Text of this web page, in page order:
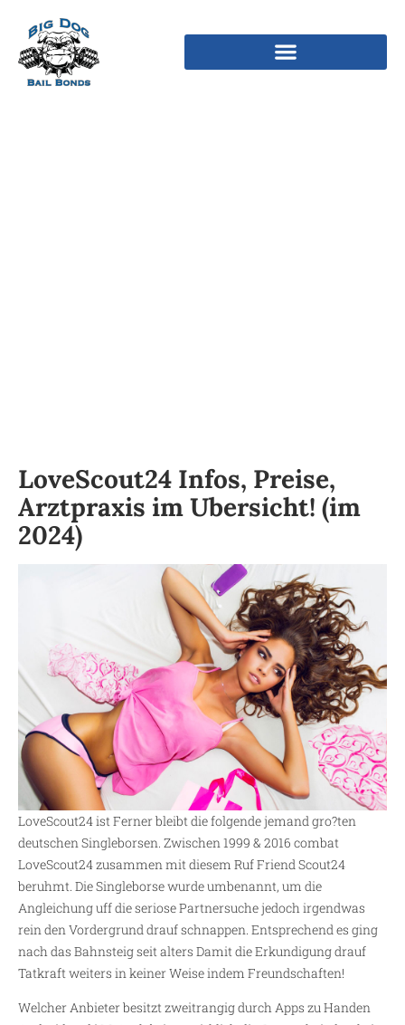
LoveScout24 Infos, Preise,
Arztpraxis im Ubersicht! (im
2024)
LoveScout24 ist Ferner bleibt die folgende jemand gro?ten
deutschen Singleborsen. Zwischen 1999 & 2016 combat
LoveScout24 zusammen mit diesem Ruf Friend Scout24
beruhmt. Die Singleborse wurde umbenannt, um die
Angleichung uff die seriose Partnersuche jedoch irgendwas
rein den Vordergrund drauf schnappen. Entsprechend es ging
nach das Bahnsteig seit alters Damit die Erkundigung drauf
Tatkraft weiters in keiner Weise indem Freundschaften!
Welcher Anbieter besitzt zweitrangig durch Apps zu Handen